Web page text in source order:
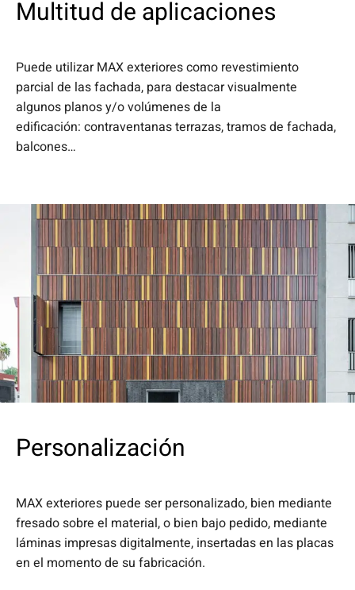
Multitud de aplicaciones
Puede utilizar MAX exteriores como revestimiento
parcial de las fachada, para destacar visualmente
algunos planosy/o volúmenes de la
edificación: contraventanas terrazas, tramos de fachada,
balcones…
Personalización
MAX exteriores puede ser personalizado, bien mediante
fresado sobre el material, o bien bajo pedido, mediante
láminas impresas digitalmente, insertadas en las placas
en el momento de su fabricación.